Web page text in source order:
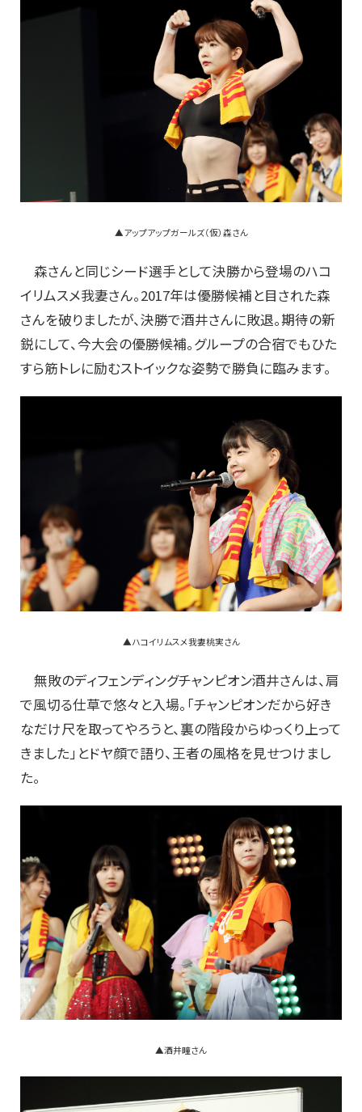
▲アップアップガールズ（仮）森さん
森さんと同じシード選手として決勝から登場のハコ
イリムスメ我妻さん。2017年は優勝候補と目された森
さんを破りましたが、決勝で酒井さんに敗退。期待の新
鋭にして、今大会の優勝候補。グループの合宿でもひた
すら筋トレに励むストイックな姿勢で勝負に臨みます。
▲ハコイリムスメ我妻桃実さん
無敗のディフェンディングチャンピオン酒井さんは、肩
で風切る仕草で悠々と入場。「チャンピオンだから好き
なだけ尺を取ってやろうと、裏の階段からゆっくり上って
きました」とドヤ顔で語り、王者の風格を見せつけまし
た。
▲酒井瞳さん